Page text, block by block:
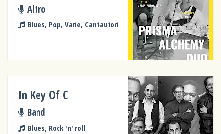
Altro
Blues, Pop, Varie, Cantautori
In Key Of C
Band
Blues, Rock 'n' roll